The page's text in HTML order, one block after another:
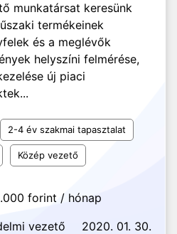
munkatársat keresünk
termékeinek
és a meglévők
helyszíni felmérése,
új piaci
2-4 év szakmai tapasztalat
Közép vezető
forint / hónap
vezető
2020. 01. 30.